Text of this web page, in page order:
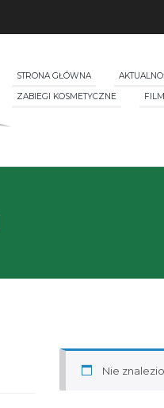
STRONA GŁÓWNA
ZABIEGI KOSMETYCZNE
Nie